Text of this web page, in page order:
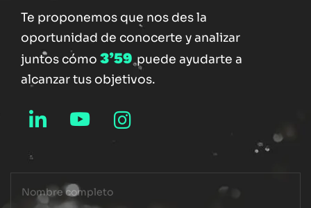
Te proponemos que nos des la
oportunidad de conocerte y analizar
juntos cómo 3’59puede ayudarte a
alcanzar tus objetivos.